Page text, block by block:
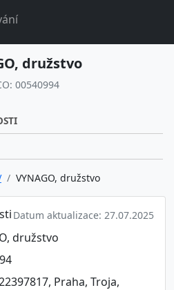
družstvo
00540994
VYNAGO, družstvo
Datum aktualizace: 27.07.2025
družstvo
Praha, Troja,